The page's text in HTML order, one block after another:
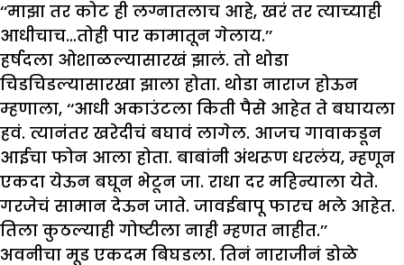
‘‘माझा तर कोट ही लग्नातलाच आहे, खरं तर त्याच्याही
आधीचाच…तोही पार कामातून गेलाय.’’
हर्षदला ओशाळल्यासारखं झालं. तो थोडा
चिडचिडल्यासारखा झाला होता. थोडा नाराज होऊन
म्हणाला, ‘‘आधी अकाउंटला किती पैसे आहेत ते बघायला
हवं. त्यानंतर खरेदीचं बघावं लागेल. आजच गावाकडून
आईचा फोन आला होता. बाबांनी अंथरूण धरलंय, म्हणून
एकदा येऊन बघून भेटून जा. राधा दर महिन्याला येते.
गरजेचं सामान देऊन जाते. जावईबापू फारच भले आहेत.
तिला कुठल्याही गोष्टीला नाही म्हणत नाहीत.’’
अवनीचा मूड एकदम बिघडला. तिनं नाराजीनं डोळे